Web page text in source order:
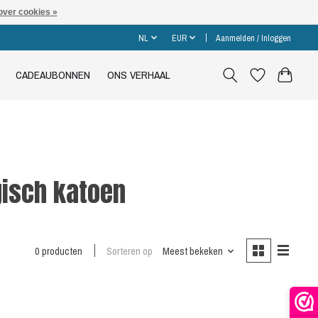
NL EUR Aanmelden / Inloggen
CADEAUBONNEN ONS VERHAAL
katoen
0 producten Sorteren op Meest bekeken
cookies »